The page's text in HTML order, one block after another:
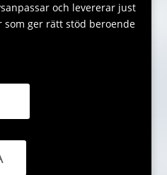
och levererar just
ger rätt stöd beroende